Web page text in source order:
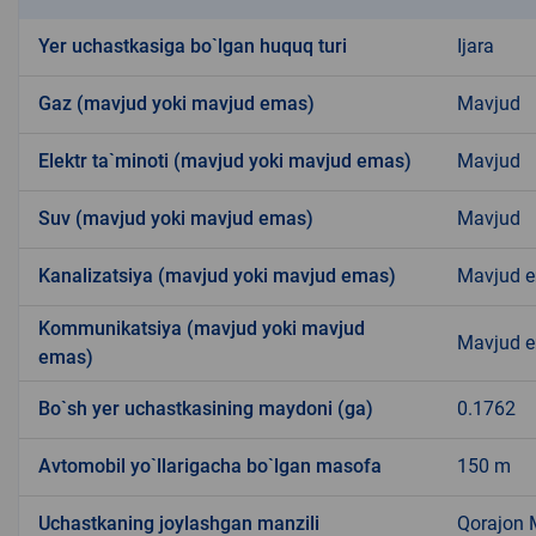
Yer uchastkasiga bo`lgan huquq turi Ijara
Gaz (mavjud yoki mavjud emas) Mavjud
Elektr ta`minoti (mavjud yoki mavjud emas) Mavjud
Suv (mavjud yoki mavjud emas) Mavjud
Kanalizatsiya (mavjud yoki mavjud emas) Mavjud
Kommunikatsiya (mavjud yoki mavjud
emas)
Mavjud
Bo`sh yer uchastkasining maydoni (ga) 0.1762
Avtomobil yo`llarigacha bo`lgan masofa 150 m
Uchastkaning joylashgan manzili Qorajon